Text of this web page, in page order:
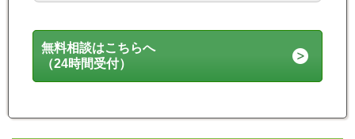
無料相談はこちらへ
（24時間受付）